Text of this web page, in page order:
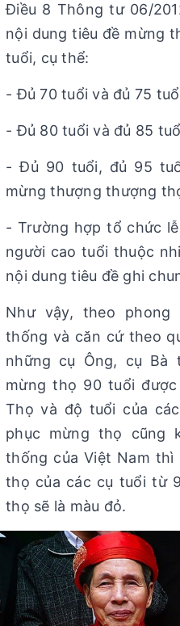
Điều 8 Thông tư 06/
nội dung tiêu đề mừng
tuổi, cụ thể:
- Đủ 70 tuổi và đủ 75
- Đủ 80 tuổi và đủ 85
- Đủ 90 tuổi, đủ 95
mừng thượng thượng
- Trường hợp tổ chức
người cao tuổi thuộc
nội dung tiêu đề ghi
Như vậy, theo
thống và căn cứ theo
những cụ Ông, cụ
mừng thọ 90 tuổi
Thọ và độ tuổi của
phục mừng thọ cũng
thống của Việt Nam
thọ của các cụ tuổi từ
thọ sẽ là màu đỏ.